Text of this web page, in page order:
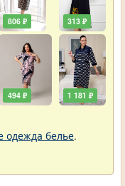
806 ₽
494 ₽
313 ₽
1 181 ₽
одежда белье.